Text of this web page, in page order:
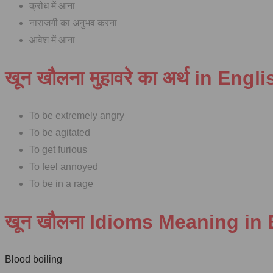
क्रोध में आना
नाराजगी का अनुभव करना
आवेश में आना
खून खौलना मुहावरे का अर्थ in
To be extremely angry
To be agitated
To get furious
To feel annoyed
To be in a rage
खून खौलना Idioms Meaning in
Blood boiling